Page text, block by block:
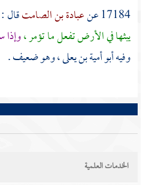
17184 عن
عبادة بن الصامتقال
يبثها في الأرض تفعل ما تؤمر ،وإذا
وفيهأبو أمية بن يعلى، وهو ضعيف .
الخدمات العلمية